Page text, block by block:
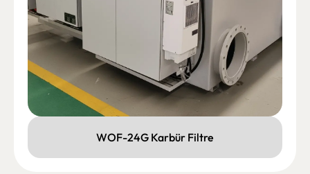
WOF-24G Karbür Filtre